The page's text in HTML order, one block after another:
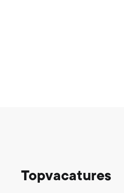
Topvacatures